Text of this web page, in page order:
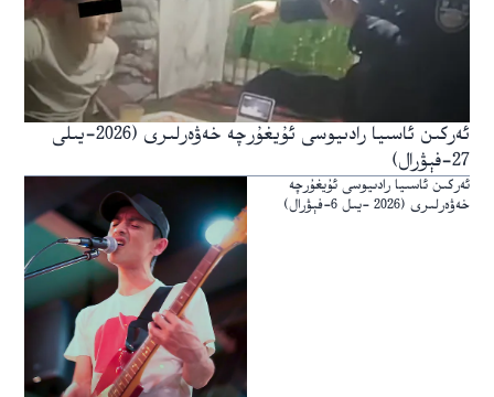
ئەركىن ئاسىيا رادىيوسى ئۇيغۇرچە خەۋەرلىرى (2026-يىلى
27-فېۋرال)
ئەركىن ئاسىيا رادىيوسى ئۇيغۇرچە
خەۋەرلىرى (2026 -يىل 6-فېۋرال)